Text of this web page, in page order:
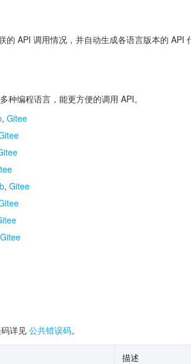
的 API 调用情况，并自动生成各语言版本的 API
种编程语言，能更方便的调用 API。
, Gitee
, Gitee
Gitee
详见公共错误码。
描述